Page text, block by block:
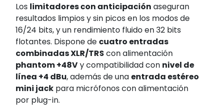
Los limitadores con anticipación aseguran
resultados limpios y sin picos en los modos de
16/24 bits, y un rendimiento fluido en 32 bits
flotantes. Dispone de cuatro entradas
combinadas XLR/TRS con alimentación
phantom +48Vy compatibilidad con nivel de
línea +4 dBu, además de una entrada estéreo
mini jack para micrófonos con alimentación
por plug-in.